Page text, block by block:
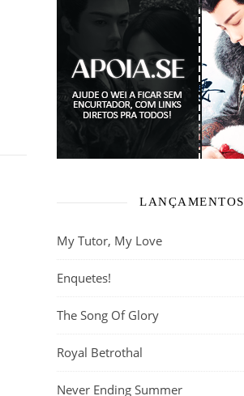
LANÇAMENTOS
My Tutor, My Love
Enquetes!
The Song Of Glory
Royal Betrothal
Never Ending Summer